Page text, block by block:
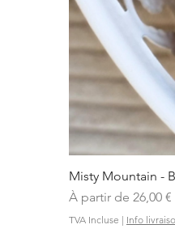
Misty Mountain -
À partir de 26,00 €
Prix promotionnel
TVA Incluse | Info